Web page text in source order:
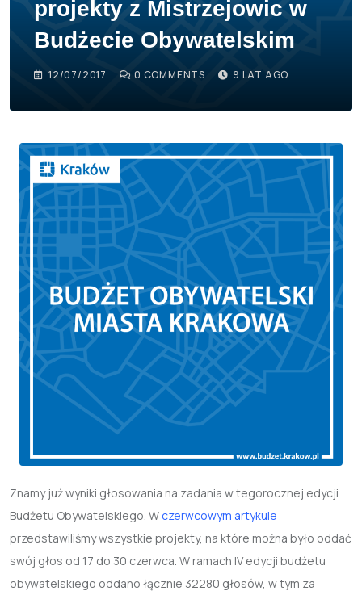
projekty z Mistrzejowic w
Budżecie Obywatelskim
12/07/2017 0 COMMENTS 9 LAT AGO
Znamy już wyniki głosowania na zadania w tegorocznej edycji
Budżetu Obywatelskiego. W czerwcowym artykule
przedstawiliśmy wszystkie projekty, na które można było oddać
swój głos od 17 do 30 czerwca. W ramach IV edycji budżetu
obywatelskiego oddano łącznie 32280 głosów, w tym za